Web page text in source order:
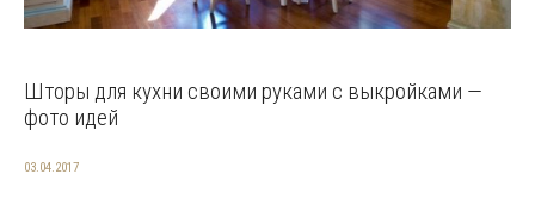
Шторы для кухни своими руками с выкройками —
фото идей
03.04.2017